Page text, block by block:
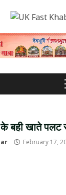
बही खाते पलट
February 17,